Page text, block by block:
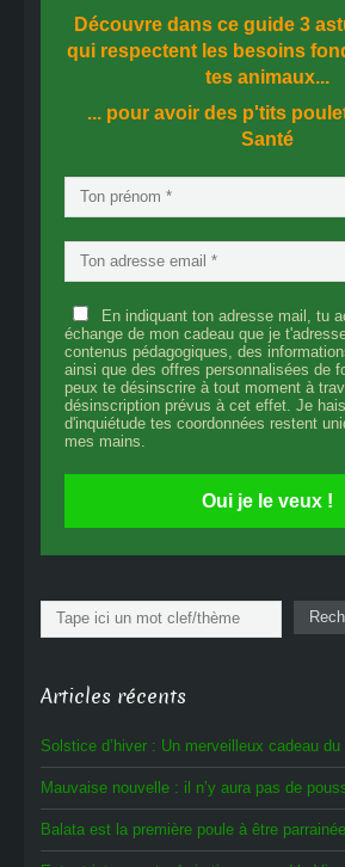
Découvre dans ce guide 3
qui respectent les besoins
tes animaux...
... pour avoir des p'tits
Santé
En indiquant ton adresse mail, tu
échange de mon cadeau que je
contenus pédagogiques, des
ainsi que des offres personnalisées de
peux te désinscrire à tout moment à
désinscription prévus à cet effet. Je
d'inquiétude tes coordonnées restent
mes mains.
Oui je le veux !
Rechercher
Articles récents
Solstice d’hiver : Un merveilleux cadeau
Mauvaise nouvelle : il n’y aura pas de
Balata est la première poule à être